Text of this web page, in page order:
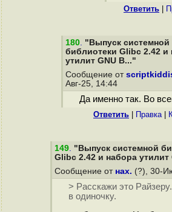
Ответить
180. "Выпуск системной
библиотеки Glibc 2.42 и
утилит GNU B..."
Сообщение от
Авг-25, 14:44
Да именно так. Во
Ответить Правка|
149. "Выпуск системной
Glibc 2.42 и набора утилит
Сообщение от нах. (?), 30-
> Расскажи это
в одиночку.